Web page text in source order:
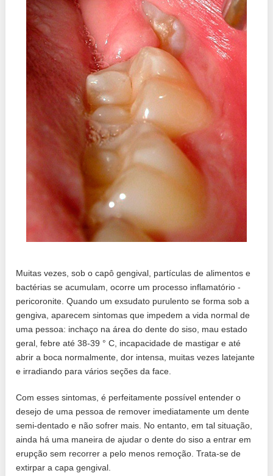
Muitas vezes, sob o capô gengival, partículas de alimentos e
bactérias se acumulam, ocorre um processo inflamatório -
pericoronite. Quando um exsudato purulento se forma sob a
gengiva, aparecem sintomas que impedem a vida normal de
uma pessoa: inchaço na área do dente do siso, mau estado
geral, febre até 38-39 ° C, incapacidade de mastigar e até
abrir a boca normalmente, dor intensa, muitas vezes latejante
e irradiando para vários seções da face.
Com esses sintomas, é perfeitamente possível entender o
desejo de uma pessoa de remover imediatamente um dente
semi-dentado e não sofrer mais. No entanto, em tal situação,
ainda há uma maneira de ajudar o dente do siso a entrar em
erupção sem recorrer a pelo menos remoção. Trata-se de
extirpar a capa gengival.